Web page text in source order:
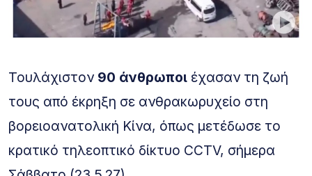
Τουλάχιστον 90 άνθρωποι έχασαν τη ζωή
τους από έκρηξη σε ανθρακωρυχείο στη
βορειοανατολική Κίνα, όπως μετέδωσε το
κρατικό τηλεοπτικό δίκτυο CCTV, σήμερα